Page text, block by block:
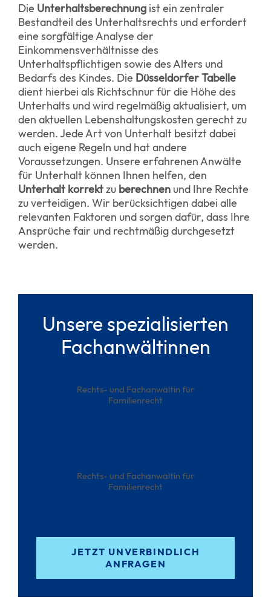
Die Unterhaltsberechnung ist ein zentraler
Bestandteil des Unterhaltsrechts und erfordert
eine sorgfältige Analyse der
Einkommensverhältnisse des
Unterhaltspflichtigen sowie des Alters und
Bedarfs des Kindes. Die Düsseldorfer Tabelle
dient hierbei als Richtschnur für die Höhe des
Unterhalts und wird regelmäßig aktualisiert, um
den aktuellen Lebenshaltungskosten gerecht zu
werden. Jede Art von Unterhalt besitzt dabei
auch eigene Regeln und hat andere
Voraussetzungen. Unsere erfahrenen Anwälte
für Unterhalt können Ihnen helfen, den
Unterhalt korrektzu berechnen und Ihre Rechte
zu verteidigen. Wir berücksichtigen dabei alle
relevanten Faktoren und sorgen dafür, dass Ihre
Ansprüche fair und rechtmäßig durchgesetzt
werden.
Unsere spezialisierten
Fachanwältinnen
Rechts- und Fachanwältin für
Familienrecht
Rechts- und Fachanwältin für
Familienrecht
JETZT UNVERBINDLICH
ANFRAGEN